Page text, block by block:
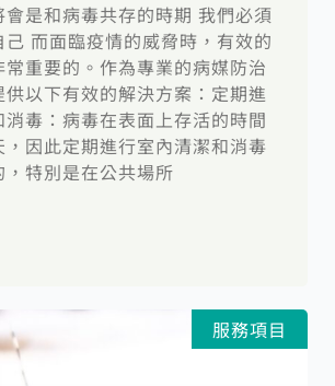
是和病毒共存的時期 我們必須
而面臨疫情的威脅時，有效的
重要的。作為專業的病媒防治
以下有效的解決方案：定期進
毒：病毒在表面上存活的時間
，因此定期進行室內清潔和消毒
特別是在公共場所
服務項目